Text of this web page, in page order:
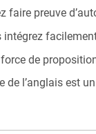
faire preuve
intégrez
de
de l’anglais est